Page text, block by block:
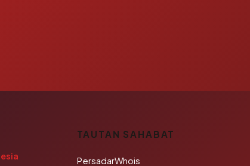
TAUTAN SAHABAT
PersadarWhois